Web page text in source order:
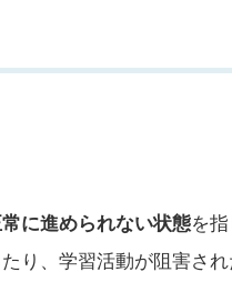
に進められない状態を指
り、学習活動が阻害さ